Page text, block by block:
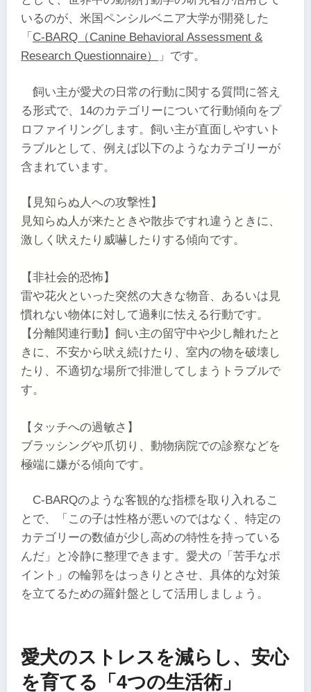
いるのが、米国ペンシルベニア大学が開発した
「 C-BARQ（Canine Behavioral Assessment &
Research Questionnaire）
」です。
飼い主が愛犬の日常の行動に関する質問に答え
る形式で、14のカテゴリーについて行動傾向をプ
ロファイリングします。飼い主が直面しやすいト
ラブルとして、例えば以下のようなカテゴリーが
含まれています。
【見知らぬ人への攻撃性】
見知らぬ人が来たときや散歩ですれ違うときに、
激しく吠えたり威嚇したりする傾向です。
【非社会的恐怖】
雷や花火といった突然の大きな物音、あるいは見
慣れない物体に対して過剰に怯える行動です。
【分離関連行動】飼い主の留守中や少し離れたと
きに、不安から吠え続けたり、室内の物を破壊し
たり、不適切な場所で排泄してしまうトラブルで
す。
【タッチへの過敏さ】
ブラッシングや爪切り、動物病院での診察などを
極端に嫌がる傾向です。
C-BARQのような客観的な指標を取り入れるこ
とで、「この子は性格が悪いのではなく、特定の
カテゴリーの数値が少し高めの特性を持っている
んだ」と冷静に整理できます。愛犬の「苦手なポ
イント」の輪郭をはっきりとさせ、具体的な対策
を立てるための羅針盤として活用しましょう。
愛犬のストレスを減らし、安心
を育てる「4つの生活術」